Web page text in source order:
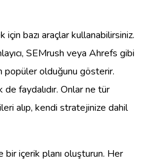
bazı araçlar kullanabilirsiniz.
SEMrush veya Ahrefs gibi
popüler olduğunu gösterir.
faydalıdır. Onlar ne tür
alıp, kendi stratejinize dahil
içerik planı oluşturun. Her